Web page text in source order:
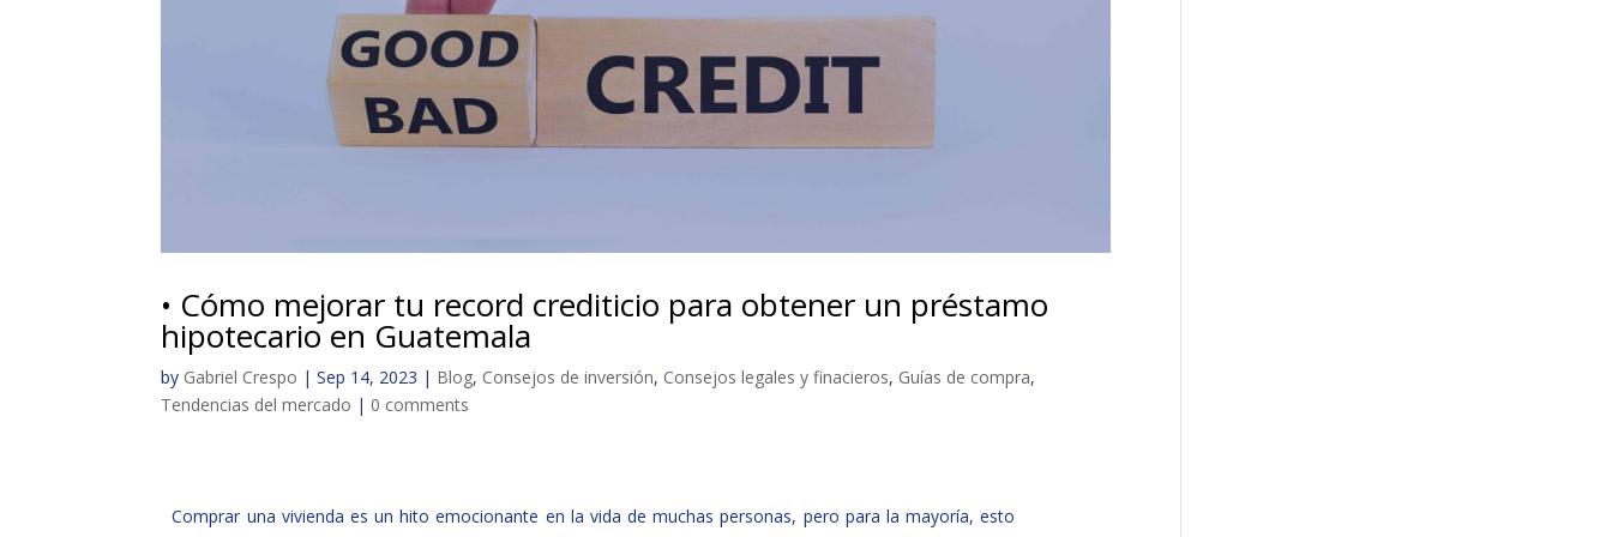
• Cómo mejorar tu record crediticio para obtener un préstamo
hipotecario en Guatemala
by Gabriel Crespo |Sep 14, 2023 | Blog, Consejos de inversión, Consejos legales y finacieros, Guías de compra,
Tendencias del mercado | 0 comments
Comprar una vivienda es un hito emocionante en la vida de muchas personas, pero para la mayoría, esto